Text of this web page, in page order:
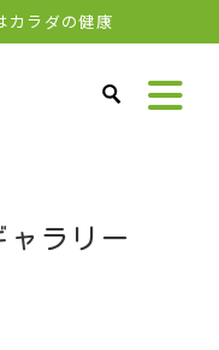
カラダの健康
ラリー